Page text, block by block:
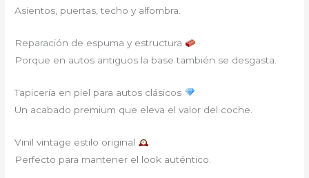
Asientos, puertas, techo y alfombra.
Reparación de espuma y estructura
Porque en autos antiguos la base también se desgasta.
Tapicería en piel para autos clásicos
Un acabado premium que eleva el valor del coche.
Vinil vintage estilo original
Perfecto para mantener el look auténtico.